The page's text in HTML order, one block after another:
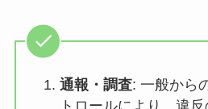
通報・調査: 一般から